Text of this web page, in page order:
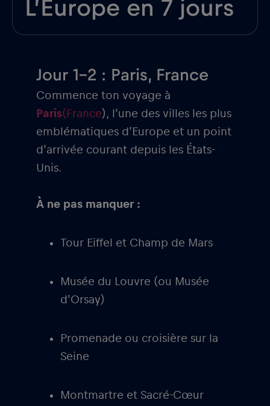
L’Europe en 7 jours
Jour 1-2 : Paris, France
Commence ton voyage à
Paris(France), l’une des villes les plus
emblématiques d’Europe et un point
d’arrivée courant depuis les États-
Unis.
À ne pas manquer :
Tour Eiffel et Champ de Mars
Musée du Louvre (ou Musée
d’Orsay)
Promenade ou croisière sur la
Seine
Montmartre et Sacré-Cœur